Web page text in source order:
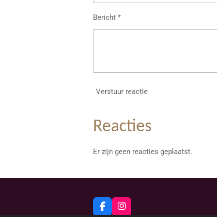
Bericht *
Verstuur reactie
Reacties
Er zijn geen reacties geplaatst.
F
I